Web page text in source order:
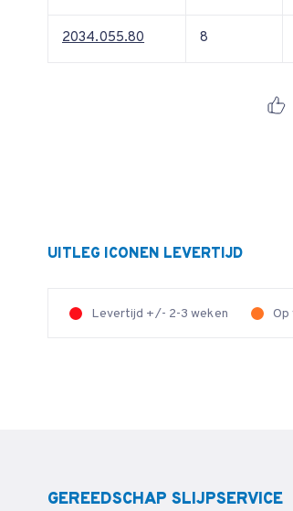
2034.055.80 8
UITLEG ICONEN LEVERTIJD
Levertijd +/- 2-3 weken Op
GEREEDSCHAP SLIJPSERVICE